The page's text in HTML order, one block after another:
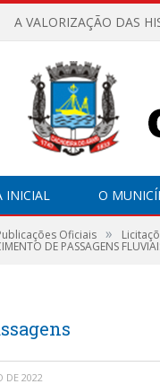
A VALORIZAÇÃO DAS
INICIAL O
Oficiais »
DE PASSAGENS
DE 2022